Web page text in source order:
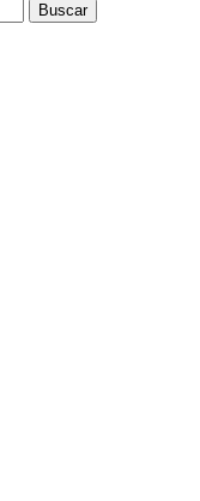
Buscar